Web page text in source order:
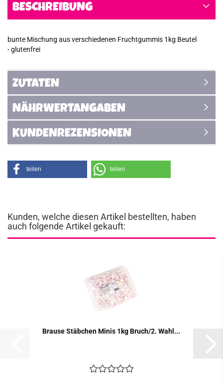
BESCHREIBUNG
bunte Mischung aus verschiedenen Fruchtgummis 1kg Beutel
- glutenfrei
ZUTATEN
NÄHRWERTANGABEN
KUNDENREZENSIONEN
teilen teilen
Kunden, welche diesen Artikel bestellten, haben
auch folgende Artikel gekauft:
Brau­se Stäb­chen Minis 1kg Bruch/2. Wahl...